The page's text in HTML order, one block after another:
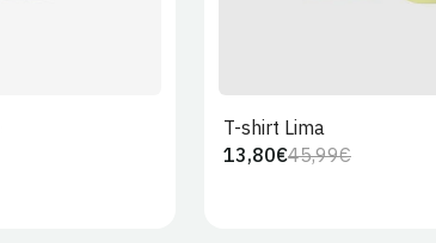
T-shirt Lima
Preço
45,99€Preço
13,80€